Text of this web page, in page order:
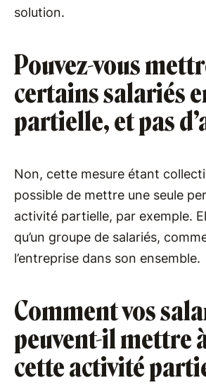
solution.
Pouvez-vous
certains salariés
partielle, et pas
Non, cette mesure étant
possible de mettre une seule
activité partielle, par exemple.
qu’un groupe de salariés,
l’entreprise dans son ensemble.
Comment vos
peuvent-il mettre
cette activité